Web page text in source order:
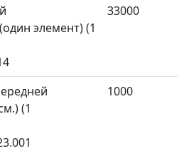
элемент) (1
33000
(1
1000